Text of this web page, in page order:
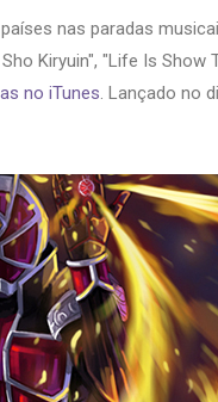
nas paradas
Kiryuin", "Life Is Show
no iTunes. Lançado no